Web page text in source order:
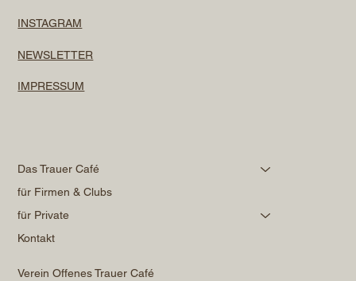
INSTAGRAM
NEWSLETTER
IMPRESSUM
Das Trauer Café
für Firmen & Clubs
für Private
Kontakt
Verein Offenes Trauer Café